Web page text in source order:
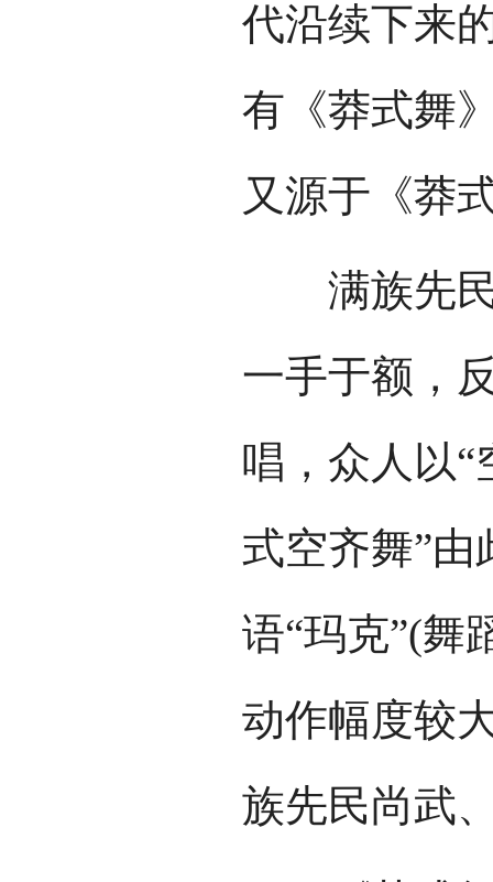
代沿续下来
有《莽式舞
又源于《莽
满族先民
一手于额，
唱，众人以“
式空齐舞”由
语“玛克”(舞
动作幅度较
族先民尚武